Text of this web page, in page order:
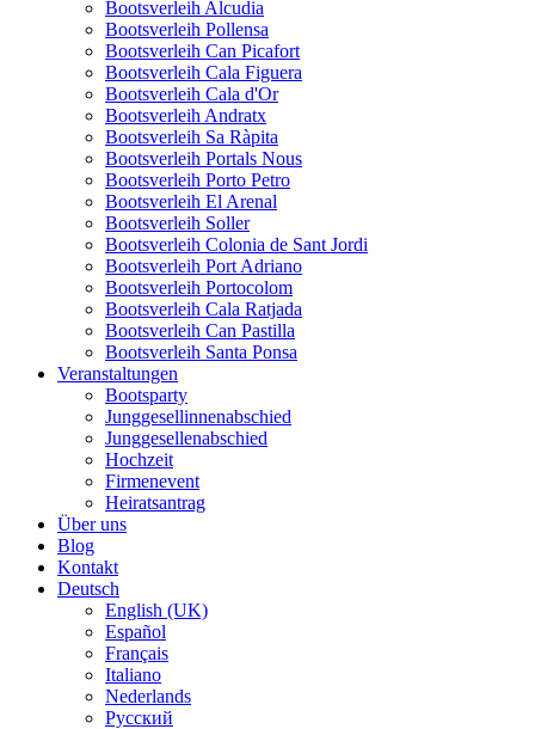
Bootsverleih Alcudia
Bootsverleih Pollensa
Bootsverleih Can Picafort
Bootsverleih Cala Figuera
Bootsverleih Cala d'Or
Bootsverleih Andratx
Bootsverleih Sa Ràpita
Bootsverleih Portals Nous
Bootsverleih Porto Petro
Bootsverleih El Arenal
Bootsverleih Soller
Bootsverleih Colonia de Sant Jordi
Bootsverleih Port Adriano
Bootsverleih Portocolom
Bootsverleih Cala Ratjada
Bootsverleih Can Pastilla
Bootsverleih Santa Ponsa
Veranstaltungen
Bootsparty
Junggesellinnenabschied
Junggesellenabschied
Hochzeit
Firmenevent
Heiratsantrag
Über uns
Blog
Kontakt
Deutsch
English (UK)
Español
Français
Italiano
Nederlands
Русский